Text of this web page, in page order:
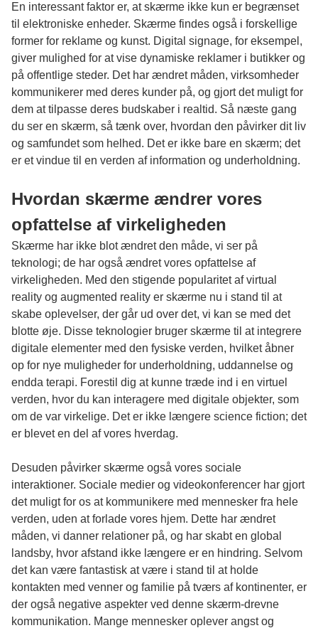
En interessant faktor er, at skærme ikke kun er begrænset
til elektroniske enheder. Skærme findes også i forskellige
former for reklame og kunst. Digital signage, for eksempel,
giver mulighed for at vise dynamiske reklamer i butikker og
på offentlige steder. Det har ændret måden, virksomheder
kommunikerer med deres kunder på, og gjort det muligt for
dem at tilpasse deres budskaber i realtid. Så næste gang
du ser en skærm, så tænk over, hvordan den påvirker dit liv
og samfundet som helhed. Det er ikke bare en skærm; det
er et vindue til en verden af information og underholdning.
Hvordan skærme ændrer vores
opfattelse af virkeligheden
Skærme har ikke blot ændret den måde, vi ser på
teknologi; de har også ændret vores opfattelse af
virkeligheden. Med den stigende popularitet af virtual
reality og augmented reality er skærme nu i stand til at
skabe oplevelser, der går ud over det, vi kan se med det
blotte øje. Disse teknologier bruger skærme til at integrere
digitale elementer med den fysiske verden, hvilket åbner
op for nye muligheder for underholdning, uddannelse og
endda terapi. Forestil dig at kunne træde ind i en virtuel
verden, hvor du kan interagere med digitale objekter, som
om de var virkelige. Det er ikke længere science fiction; det
er blevet en del af vores hverdag.
Desuden påvirker skærme også vores sociale
interaktioner. Sociale medier og videokonferencer har gjort
det muligt for os at kommunikere med mennesker fra hele
verden, uden at forlade vores hjem. Dette har ændret
måden, vi danner relationer på, og har skabt en global
landsby, hvor afstand ikke længere er en hindring. Selvom
det kan være fantastisk at være i stand til at holde
kontakten med venner og familie på tværs af kontinenter, er
der også negative aspekter ved denne skærm-drevne
kommunikation. Mange mennesker oplever angst og